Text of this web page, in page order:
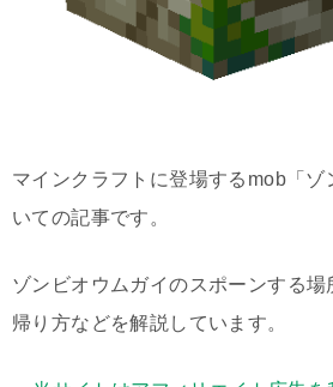
マインクラフトに登場するmob「ゾ
いての記事です。
ゾンビオウムガイのスポーンする場
帰り方などを解説しています。